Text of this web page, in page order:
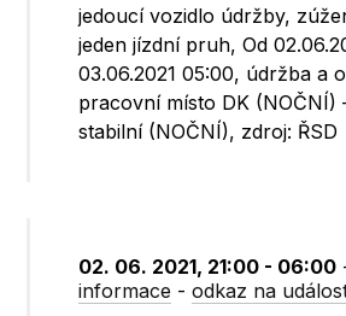
jedoucí vozidlo údržby,
jeden jízdní pruh, Od
03.06.2021 05:00, údržba a
pracovní místo DK (NOČNÍ)
stabilní (NOČNÍ), zdroj: ŘSD
02. 06. 2021, 21:00 - 06:00
informace -odkaz na